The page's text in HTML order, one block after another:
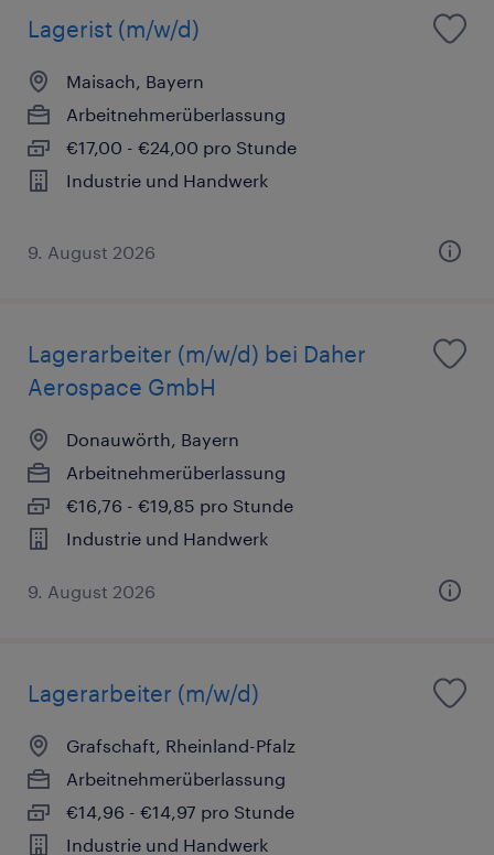
Lagerist (m/w/d)
Maisach, Bayern
Arbeitnehmerüberlassung
€17,00 - €24,00 pro Stunde
Industrie und Handwerk
9. August 2026
Lagerarbeiter (m/w/d) bei Daher
Aerospace GmbH
Donauwörth, Bayern
Arbeitnehmerüberlassung
€16,76 - €19,85 pro Stunde
Industrie und Handwerk
9. August 2026
Lagerarbeiter (m/w/d)
Grafschaft, Rheinland-Pfalz
Arbeitnehmerüberlassung
€14,96 - €14,97 pro Stunde
Industrie und Handwerk